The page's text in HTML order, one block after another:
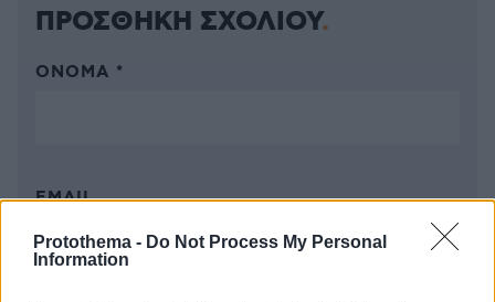
Protothema - Do Not Process My Personal
Information
ΠΡΟΣΘΗΚΗ ΣΧΟΛΙΟΥ
ΌΝΟΜΑ *
EMAIL